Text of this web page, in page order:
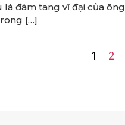
là đám tang vĩ đại của ông
[…]
1 2